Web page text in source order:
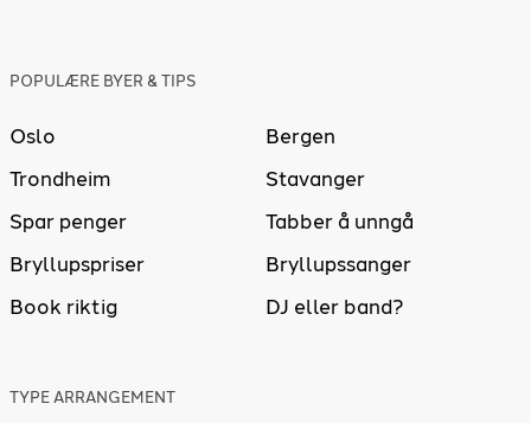
POPULÆRE BYER & TIPS
Oslo
Bergen
Trondheim
Stavanger
Spar penger
Tabber å unngå
Bryllupspriser
Bryllupssanger
Book riktig
DJ eller band?
TYPE ARRANGEMENT